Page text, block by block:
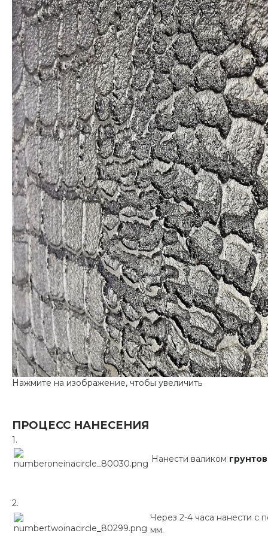
ПРОЦЕСС НАНЕСЕНИЯ
Нанести валиком
Через 2-4 часа нанести с
мм.